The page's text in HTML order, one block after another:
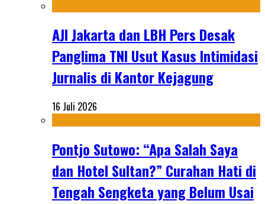
AJI Jakarta dan LBH Pers Desak
Panglima TNI Usut Kasus Intimidasi
Jurnalis di Kantor Kejagung
16 Juli 2026
Pontjo Sutowo: “Apa Salah Saya
dan Hotel Sultan?” Curahan Hati di
Tengah Sengketa yang Belum Usai